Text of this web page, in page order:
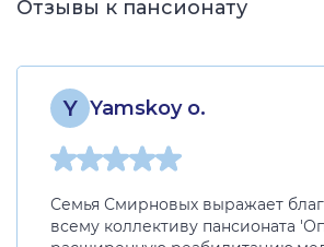
Отзывы к пансионату
Y Yamskoy o.
Семья Смирновых выражает
всему коллективу пансионата